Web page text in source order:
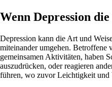
Wenn Depression
Depression kann die Art und
miteinander umgehen. Betroffene
gemeinsamen Aktivitäten, haben
auszudrücken, oder reagieren
führen, wo zuvor Leichtigkeit und